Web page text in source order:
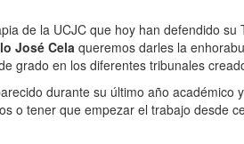
José Celaqueremos darles la
grado en los diferentes tribunales
durante su último año académico
o tener que empezar el trabajo desde